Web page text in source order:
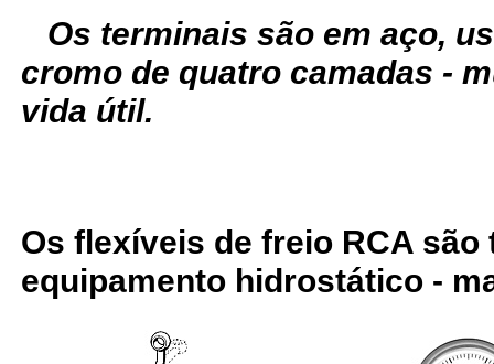
Os terminais são em aço,
cromo de quatro camadas -
vida útil.
Os flexíveis de freio RCA são
equipamento hidrostático -